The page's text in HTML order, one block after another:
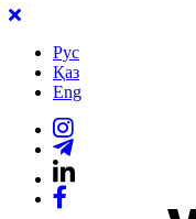
Рус
Қаз
Eng